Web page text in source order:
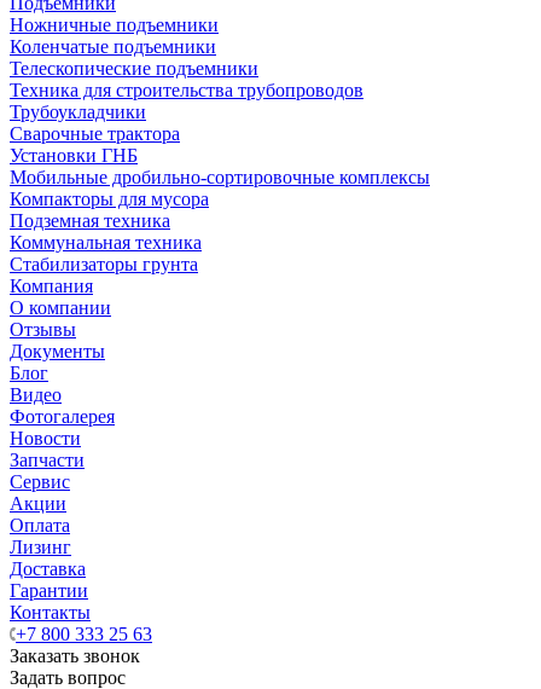
Ножничные подъемники
Коленчатые подъемники
Телескопические подъемники
Техника для строительства трубопроводов
Трубоукладчики
Сварочные трактора
Установки ГНБ
Мобильные дробильно-сортировочные комплексы
Компакторы для мусора
Подземная техника
Коммунальная техника
Стабилизаторы грунта
Компания
О компании
Отзывы
Документы
Блог
Видео
Фотогалерея
Новости
Запчасти
Сервис
Акции
Оплата
Лизинг
Доставка
Гарантии
Контакты
+7 800 333 25 63
Заказать звонок
Задать вопрос